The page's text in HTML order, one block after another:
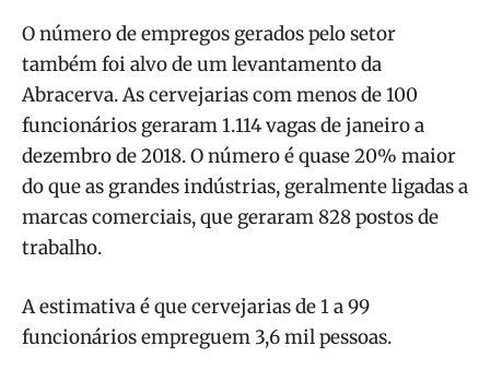
O número de empregos gerados pelo setor
também foi alvo de um levantamento da
Abracerva. As cervejarias com menos de 100
funcionários geraram 1.114 vagas de janeiro a
dezembro de 2018. O número é quase 20% maior
do que as grandes indústrias, geralmente ligadas a
marcas comerciais, que geraram 828 postos de
trabalho.
A estimativa é que cervejarias de 1 a 99
funcionários empreguem 3,6 mil pessoas.